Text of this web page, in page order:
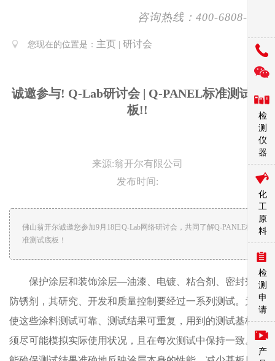
咨询热线：400-6808-138
您现在的位置是： 主页 研讨会
诚邀参与! Q-Lab研讨会 | Q-PANEL标准测试底
板!!
来源:翁开尔有限公司
发布时间:
佛山翁开尔诚邀您参加9月18日Q-Lab网络研讨会，共同了解Q-PANLE标
准测试底板！
保护涂层和装饰涂层—油漆、电镀、粘合剂、密封剂和
防锈剂，其研究、开发和质量控制要经过一系列测试。为了
使这些涂料测试可靠、测试结果可重复，用到的测试基板必
须尽可能模拟实际使用状况，且在每次测试中保持一致。这
检
测
仪
器
化
工
原
料
检
测
申
请
产